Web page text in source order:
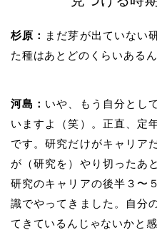
杉原： まだ芽が出ていない
た種はあとどのくらいある
河島： いや、もう自分とし
いますよ（笑）。正直、定
です。研究だけがキャリア
が（研究を）やり切ったあ
研究のキャリアの後半３〜
識でやってきました。自分
てきているんじゃないかと感